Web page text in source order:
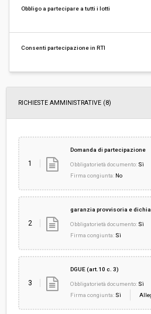
Svolgimento:
Obbligo a partecipare a tutti i lotti
Consenti partecipazione in RTI
RICHIESTE AMMINISTRATIVE (8)
1
Domanda di partecipazione
Obbligatorietà documento: Sì
Firma congiunta: No
2
garanzia provvisoria e
Obbligatorietà documento: Sì
Firma congiunta: Sì
3
DGUE (art.10 c. 3)
Obbligatorietà documento: Sì
Firma congiunta: Sì